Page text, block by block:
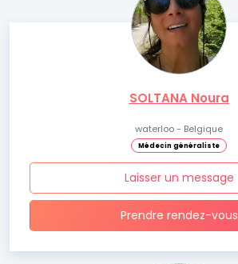
SOLTANA Noura
waterloo - Belgique
Médecin généraliste
Laisser un message
Prendre rendez-vous